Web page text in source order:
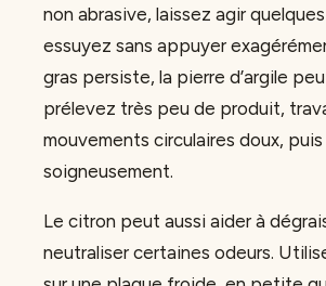
non abrasive, laissez agir
essuyez sans appuyer
gras persiste, la pierre d’argile
prélevez très peu de produit,
mouvements circulaires doux,
soigneusement.
Le citron peut aussi aider à
neutraliser certaines odeurs.